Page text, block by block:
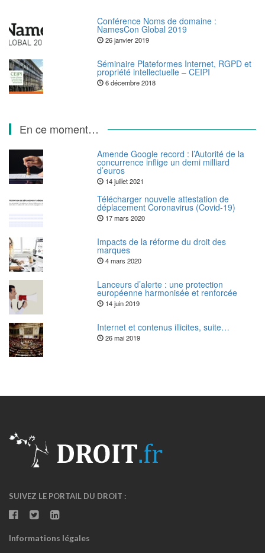
Conférence Noms de domaine :
NamesCon Global 2019
26 janvier 2019
Séminaire Plateformes Internet, RGPD et
propriété intellectuelle – CEIPI
6 décembre 2018
En ce moment…
Amende Google record : l’Autorité de la
concurrence inflige un demi milliard
d’euros
14 juillet 2021
Télécharger nouvelle attestation de
déplacement Coronavirus (Covid-19)
17 mars 2020
Impacts de la réforme du droit des
marques
4 mars 2020
Lanceurs d’alerte : une protection
européenne harmonisée et renforcée
14 juin 2019
Internet et contenus illicites, suite…
26 mai 2019
SUIVEZ LE PORTAIL DU DROIT :
Informations légales